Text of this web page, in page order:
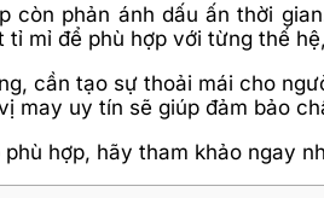
phản ánh dấu ấn thời
mỉ để phù hợp với từng thế
cần tạo sự thoải mái cho
may uy tín sẽ giúp đảm bảo
hợp, hãy tham khảo ngay